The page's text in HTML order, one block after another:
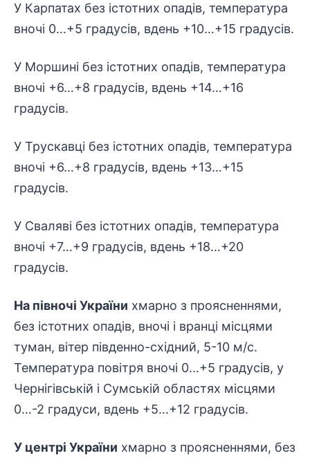
У Карпатах без істотних опадів, температура
вночі 0…+5 градусів, вдень +10…+15 градусів.
У Моршині без істотних опадів, температура
вночі +6…+8 градусів, вдень +14…+16
градусів.
У Трускавці без істотних опадів, температура
вночі +6…+8 градусів, вдень +13…+15
градусів.
У Сваляві без істотних опадів, температура
вночі +7…+9 градусів, вдень +18…+20
градусів.
На півночі України хмарно з проясненнями,
без істотних опадів, вночі і вранці місцями
туман, вітер південно-східний, 5-10 м/с.
Температура повітря вночі 0…+5 градусів, у
Чернігівській і Сумській областях місцями
0…-2 градуси, вдень +5…+12 градусів.
У центрі України хмарно з проясненнями, без